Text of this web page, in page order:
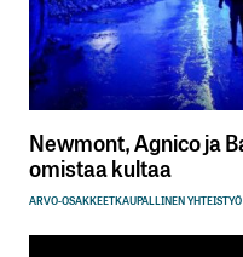
Newmont, Agnico ja
omistaa kultaa
ARVO-OSAKKEETKAUPALLINEN YHTEISTYÖ